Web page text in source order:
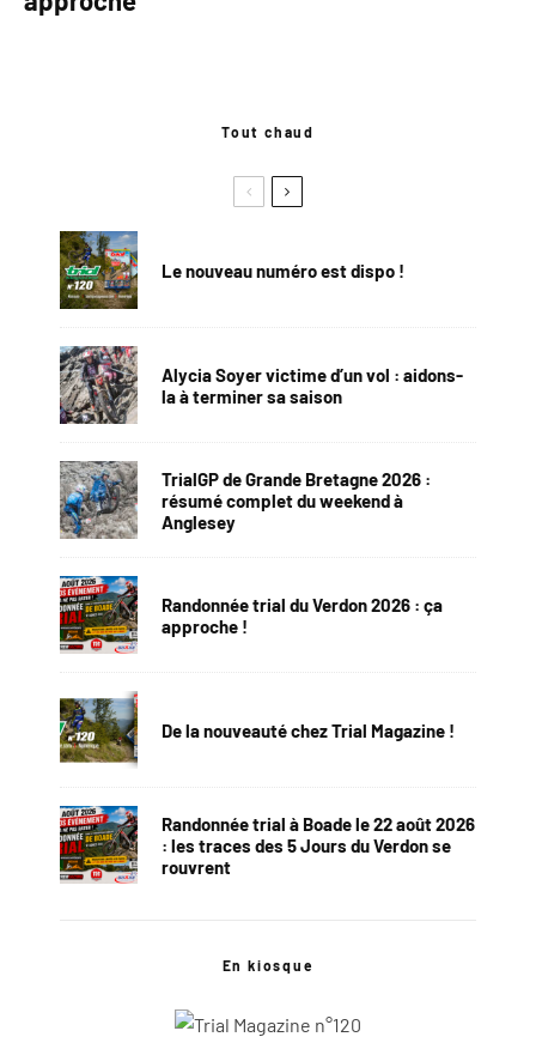
Tout chaud
Le nouveau numéro est dispo !
Alycia Soyer victime d’un vol : aidons-
la à terminer sa saison
TrialGP de Grande Bretagne 2026 :
résumé complet du weekend à
Anglesey
Randonnée trial du Verdon 2026 : ça
approche !
De la nouveauté chez Trial Magazine !
Randonnée trial à Boade le 22 août 2026
: les traces des 5 Jours du Verdon se
rouvrent
En kiosque